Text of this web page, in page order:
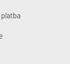
platba